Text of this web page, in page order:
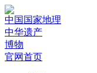
中国国家地理
中华遗产
博物
官网首页